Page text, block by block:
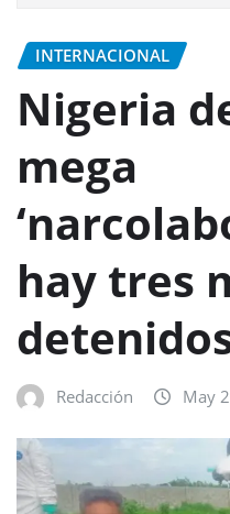
INTERNACIONAL
Nigeria
mega
hay tres
Redacción May